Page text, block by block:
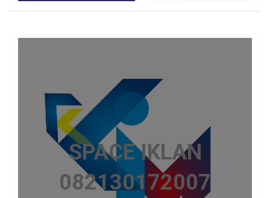
SPACE IKLAN
082130172007